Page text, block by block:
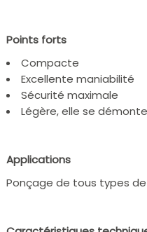
Points forts
Compacte
Excellente maniabilité
Sécurité maximale
Légère, elle se
Applications
Ponçage de tous types